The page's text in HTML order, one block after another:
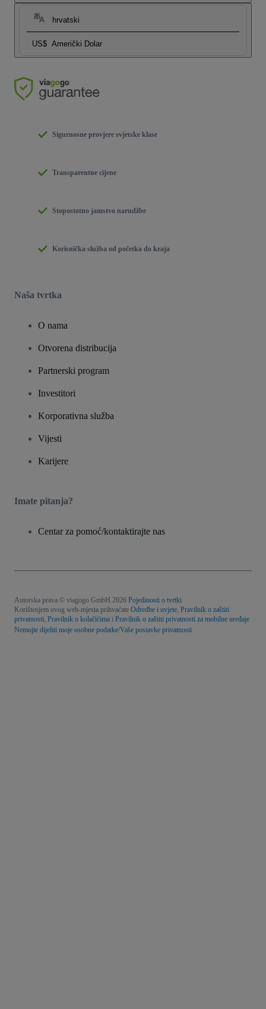
hrvatski
US$ Američki Dolar
Sigurnosne provjere svjetske klase
Transparentne cijene
Stopostotno jamstvo narudžbe
Korisnička služba od početka do kraja
Naša tvrtka
O nama
Otvorena distribucija
Partnerski program
Investitori
Korporativna služba
Vijesti
Karijere
Imate pitanja?
Centar za pomoć/kontaktirajte nas
Autorska prava © viagogo GmbH 2026 Pojedinosti o tvrtki
Korištenjem ovog web-mjesta prihvaćate Odredbe i uvjete, Pravilnik o zaštiti
privatnosti, Pravilnik o kolačićima i Pravilnik o zaštiti privatnosti za mobilne uređaje
Nemojte dijeliti moje osobne podatke/Vaše postavke privatnosti